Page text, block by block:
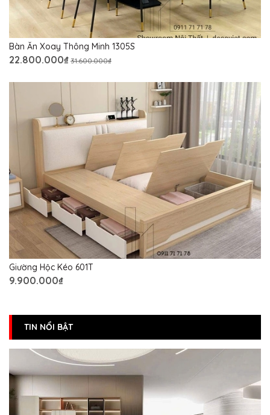
Bàn Ăn Xoay Thông Minh 1305S
22.800.000₫ 31.600.000₫
Giường Hộc Kéo 601T
9.900.000₫
TIN NỔI BẬT